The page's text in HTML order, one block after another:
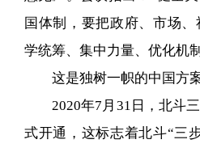
国体制，要把政府、市场
学统筹、集中力量、优化机
这是独树一帜的中国方案
2020年7月31日，北斗三
式开通，这标志着北斗“三